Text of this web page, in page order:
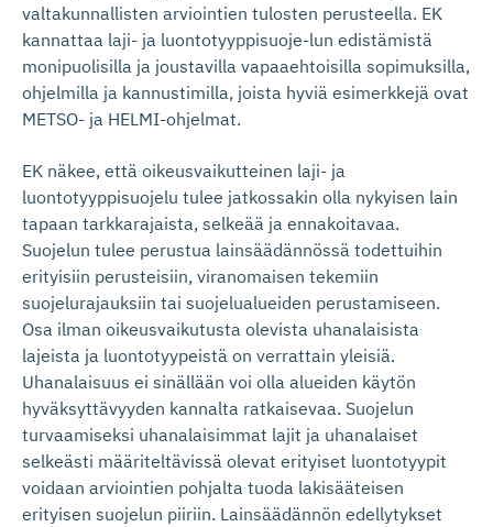
valtakunnallisten arviointien tulosten perusteella. EK
kannattaa laji- ja luontotyyppisuoje-lun edistämistä
monipuolisilla ja joustavilla vapaaehtoisilla sopimuksilla,
ohjelmilla ja kannustimilla, joista hyviä esimerkkejä ovat
METSO- ja HELMI-ohjelmat.
EK näkee, että oikeusvaikutteinen laji- ja
luontotyyppisuojelu tulee jatkossakin olla nykyisen lain
tapaan tarkkarajaista, selkeää ja ennakoitavaa.
Suojelun tulee perustua lainsäädännössä todettuihin
erityisiin perusteisiin, viranomaisen tekemiin
suojelurajauksiin tai suojelualueiden perustamiseen.
Osa ilman oikeusvaikutusta olevista uhanalaisista
lajeista ja luontotyypeistä on verrattain yleisiä.
Uhanalaisuus ei sinällään voi olla alueiden käytön
hyväksyttävyyden kannalta ratkaisevaa. Suojelun
turvaamiseksi uhanalaisimmat lajit ja uhanalaiset
selkeästi määriteltävissä olevat erityiset luontotyypit
voidaan arviointien pohjalta tuoda lakisääteisen
erityisen suojelun piiriin. Lainsäädännön edellytykset